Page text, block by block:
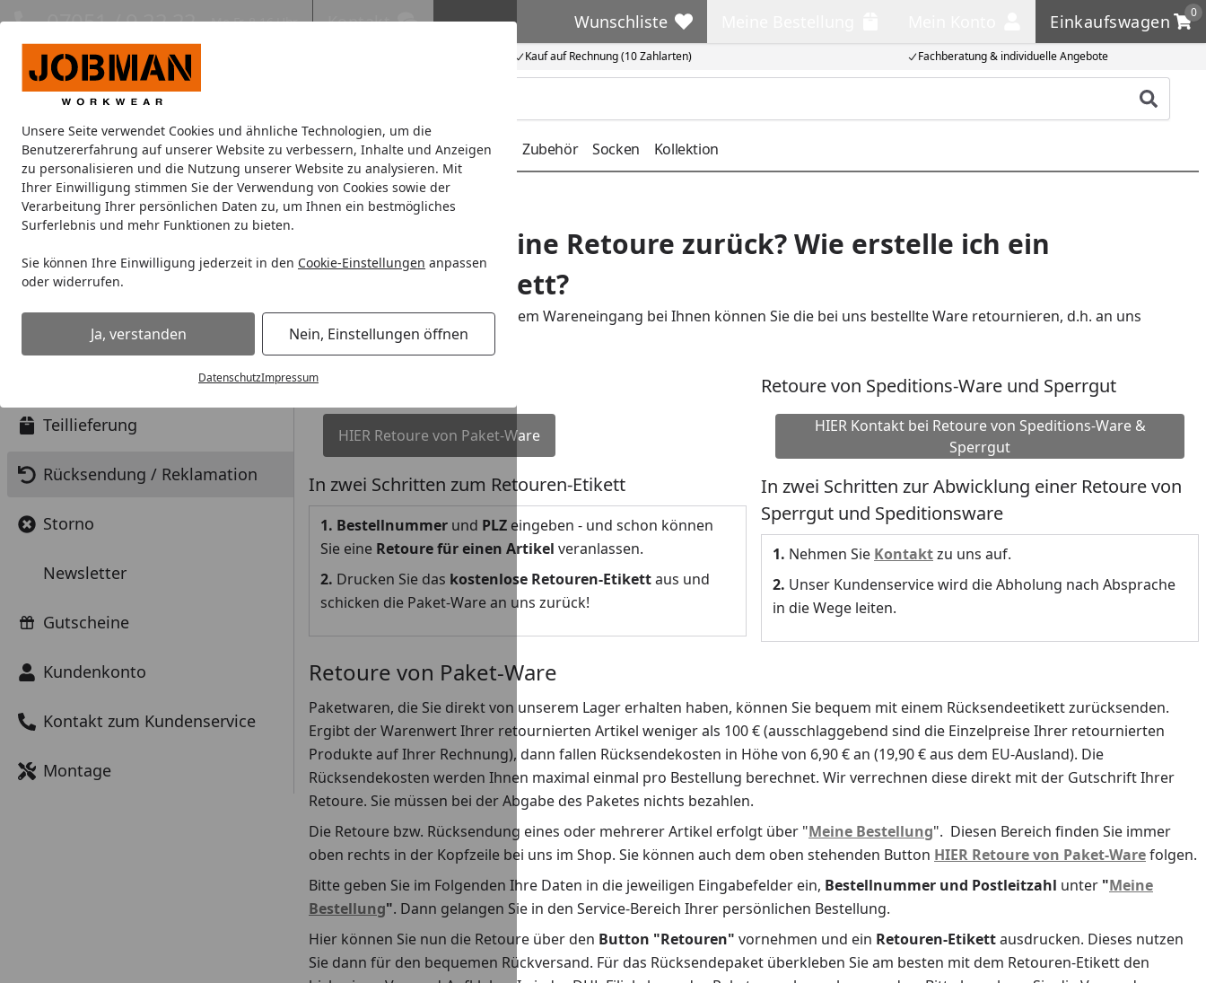
Unsere Seite verwendet Cookies und ähnliche Technologien, um die
Benutzererfahrung auf unserer Website zu verbessern, Inhalte und Anzeigen
zu personalisieren und die Nutzung unserer Website zu analysieren. Mit
Ihrer Einwilligung stimmen Sie der Verwendung von Cookies sowie der
Verarbeitung Ihrer persönlichen Daten zu, um Ihnen ein bestmögliches
Surferlebnis und mehr Funktionen zu bieten.
Sie können Ihre Einwilligung jederzeit in den Cookie-Einstellungen anpassen
oder widerrufen.
Ja, verstanden Nein, Einstellungen öffnen
DatenschutzImpressum
Eigene Montage-Teams Kauf auf Rechnung (10 Zahlarten) Fachberatung & individuelle Angebote
07051 / 9 22 22 Mo-Fr. 8-16 Uhr Kontakt Wunschliste
Wunschliste Einkaufswagen
0
Einkaufswagen
Produkt
Jacken Hosen Oberbekleidung Unterwäsche Kopfbedeckung Gürtel Zubehör Socken Kollektion
Startseite
Wie erfolgt die Retoure?
Antworten zu den Themen
Bestellung
Bezahlung & Rechnung
Versand und Lieferung
Teillieferung
Rücksendung / Reklamation
Storno
Newsletter
Gutscheine
Kundenkonto
Kontakt zum Kundenservice
Montage
Wie sende ich eine Retoure zurück? Wie erstelle ich ein
Rücksende-Etikett?
Innerhalb von 14 Tagen nach dem Wareneingang bei Ihnen können Sie die bei uns bestellte Ware retournieren, d.h. an uns
zurücksenden.
Retoure von Paket-Ware
HIER Retoure von Paket-Ware
In zwei Schritten zum Retouren-Etikett
1. Bestellnummer und PLZ eingeben - und schon können
Sie eine Retoure für einen Artikel veranlassen.
2. Drucken Sie das kostenlose Retouren-Etikettaus und
schicken die Paket-Ware an uns zurück!
Retoure von Speditions-Ware und Sperrgut
HIER Kontakt bei Retoure von Speditions-Ware &
Sperrgut
In zwei Schritten zur Abwicklung einer Retoure von
Sperrgut und Speditionsware
1. Nehmen Sie Kontaktzu uns auf.
2. Unser Kundenservice wird die Abholung nach Absprache
in die Wege leiten.
Retoure von Paket-Ware
Paketwaren, die Sie direkt von unserem Lager erhalten haben, können Sie bequem mit einem Rücksendeetikett zurücksenden.
Ergibt der Warenwert Ihrer retournierten Artikel weniger als 100 € (ausschlaggebend sind die Einzelpreise Ihrer retournierten
Produkte auf Ihrer Rechnung), dann fallen Rücksendekosten in Höhe von 6,90 € an (19,90 € aus dem EU-Ausland). Die
Rücksendekosten werden Ihnen maximal einmal pro Bestellung berechnet. Wir verrechnen diese direkt mit der Gutschrift Ihrer
Retoure. Sie müssen bei der Abgabe des Paketes nichts bezahlen.
Die Retoure bzw. Rücksendung eines oder mehrerer Artikel erfolgt über "Meine Bestellung". Diesen Bereich finden Sie immer
oben rechts in der Kopfzeile bei uns im Shop. Sie können auch dem oben stehenden Button HIER Retoure von Paket-Warefolgen.
Bitte geben Sie im Folgenden Ihre Daten in die jeweiligen Eingabefelder ein, Bestellnummer und Postleitzahl unter "Meine
Bestellung". Dann gelangen Sie in den Service-Bereich Ihrer persönlichen Bestellung.
Hier können Sie nun die Retoure über den Button "Retouren" vornehmen und ein Retouren-Etikettausdrucken. Dieses nutzen
Sie dann für den bequemen Rückversand. Für das Rücksendepaket überkleben Sie am besten mit dem Retouren-Etikett den